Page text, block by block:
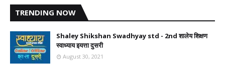
TRENDING NOW
Shaley Shikshan Swadhyay std - 2nd शालेय शिक्षण
स्वाध्याय इयत्ता दुसरी
August 30, 2021